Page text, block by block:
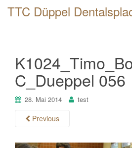
TTC Düppel
C_Dueppel 056
28. Mai 2014 test
Previous